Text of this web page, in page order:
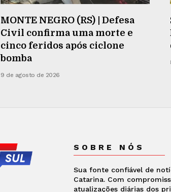
MONTE NEGRO (RS) | Defesa
Civil confirma uma morte e
cinco feridos após ciclone
bomba
9 de agosto de 2026
SOBRE NÓS
Sua fonte confiável de
Catarina. Com
atualizações diárias dos